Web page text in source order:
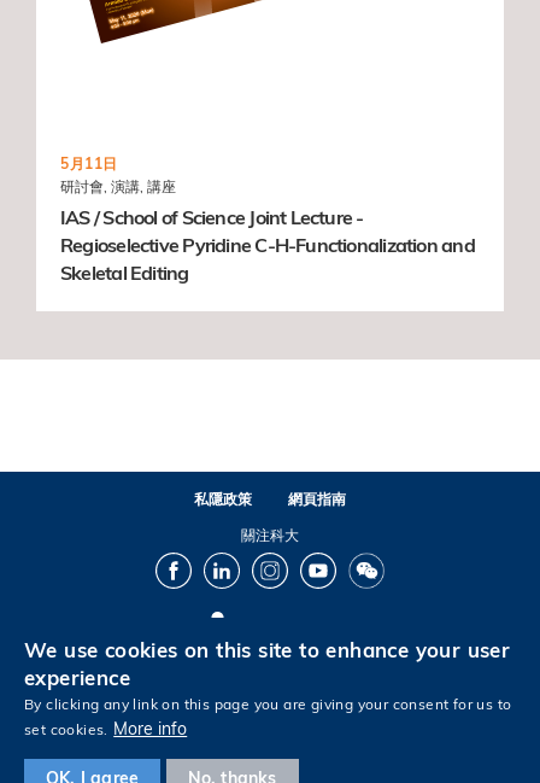
5月11日
研討會, 演講, 講座
IAS / School of Science Joint Lecture -
Regioselective Pyridine C-H-Functionalization and
Skeletal Editing
私隱政策
網頁指南
關注科大
FacebookLinkedInInstagramYoutubeWechat
We use cookies on this site to enhance your user
experience
By clicking any link on this page you are giving your consent for us to
set cookies. More info
OK, I agree No, thanks